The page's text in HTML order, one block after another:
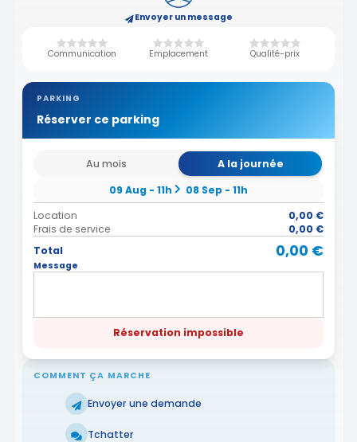
Envoyer un message
Communication Emplacement Qualité-prix
PARKING
Réserver ce parking
Au mois
A la journée
09 Aug - 11h
08 Sep - 11h
Location
0,00 €
Frais de service
0,00 €
Total
0,00 €
Message
Réservation impossible
COMMENT ÇA MARCHE
Envoyer une demande
Tchatter